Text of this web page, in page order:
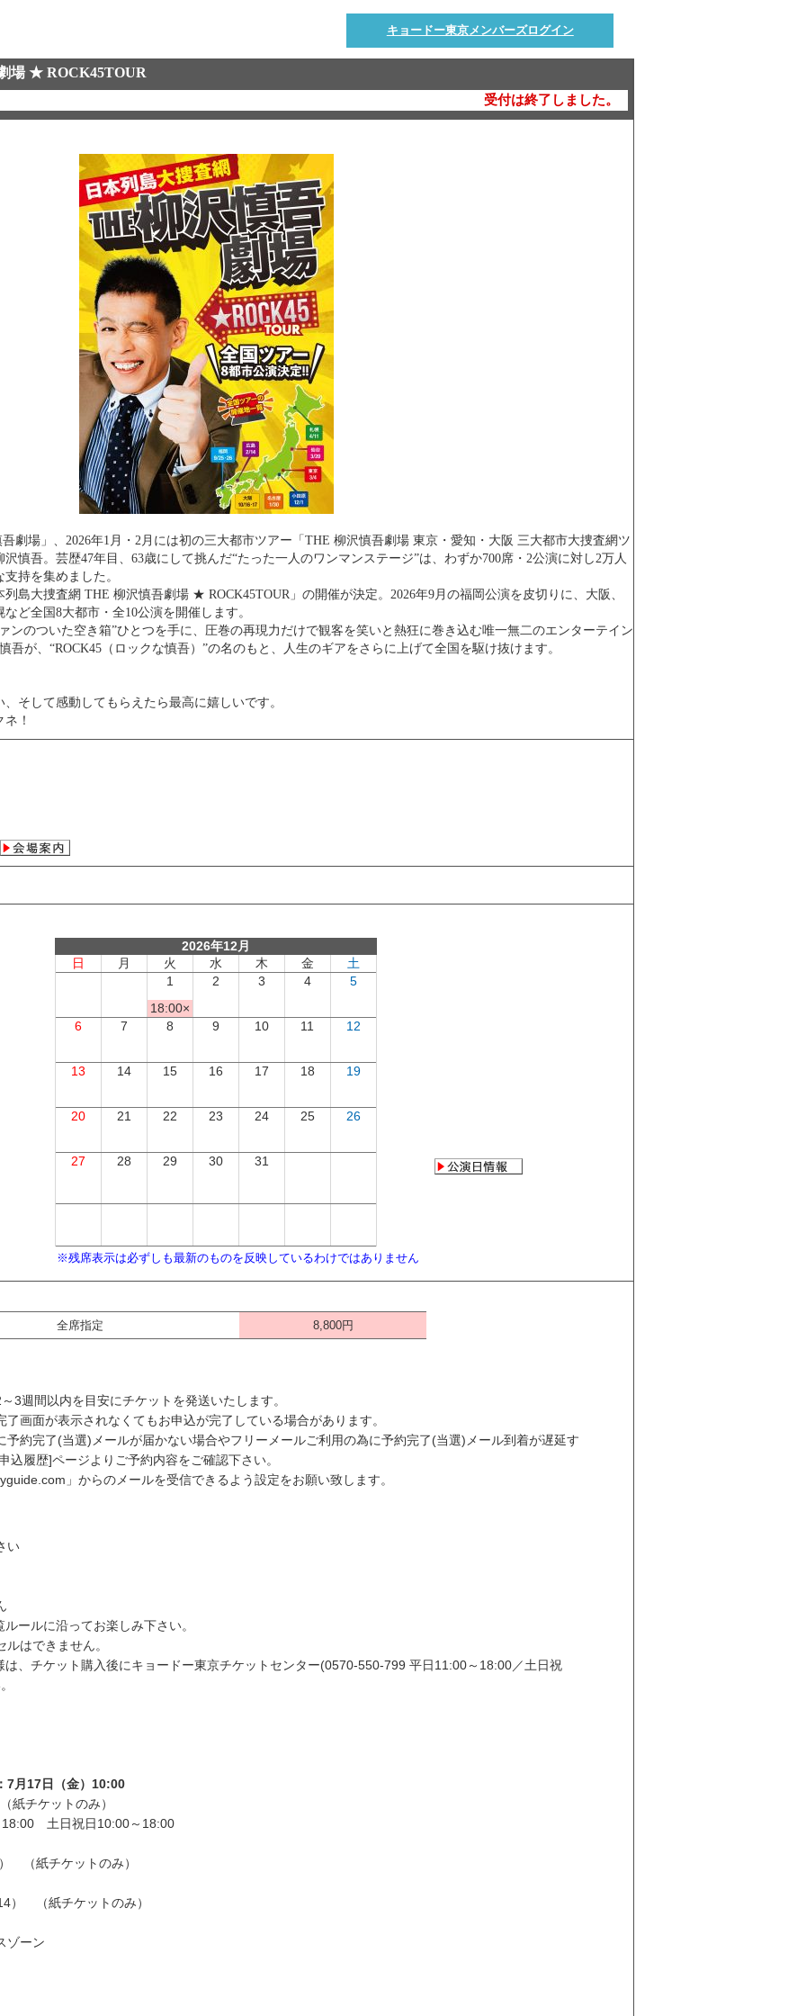
キョードー東京メンバーズログイン
場 ★ ROCK45TOUR
受付は終了しました。
劇場」、2026年1月・2月には初の三大都市ツアー「THE 柳沢慎吾劇場 東京・愛知・大阪 三大都市大捜査網ツ
慎吾。芸歴47年目、63歳にして挑んだ“たった一人のワンマンステージ”は、わずか700席・2公演に対し2万人
持を集めました。
島大捜査網 THE 柳沢慎吾劇場 ★ ROCK45TOUR」の開催が決定。2026年9月の福岡公演を皮切りに、大阪、
ど全国8大都市・全10公演を開催します。
ンのついた空き箱”ひとつを手に、圧巻の再現力だけで観客を笑いと熱狂に巻き込む唯一無二のエンターテイン
吾が、“ROCK45（ロックな慎吾）”の名のもと、人生のギアをさらに上げて全国を駆け抜けます。
そして感動してもらえたら最高に嬉しいです。
！
2026年12月
日
月 火 水 木 金
土
1
2 3 4
5
18:00×
6
7 8 9 10 11 12
13 14 15 16 17 18 19
20 21 22 23 24 25 26
27 28 29 30 31
※残席表示は必ずしも最新のものを反映しているわけではありません
全席指定 8,800円
3週間以内を目安にチケットを発送いたします。
画面が表示されなくてもお申込が完了している場合があります。
予約完了(当選)メールが届かない場合やフリーメールご利用の為に予約完了(当選)メール到着が遅延す
込履歴]ページよりご予約内容をご確認下さい。
」からのメールを受信できるよう設定をお願い致します。
い
ールに沿ってお楽しみ下さい。
はできません。
、チケット購入後にキョードー東京チケットセンター(0570-550-799 平日11:00～18:00／土日祝
7月17日（金）10:00
チケットのみ）
土日祝日10:00～18:00
（紙チケットのみ）
） （紙チケットのみ）
ゾーン